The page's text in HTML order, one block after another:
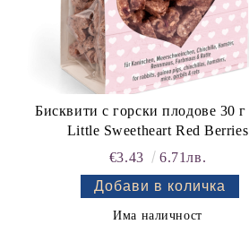
Бисквити с горски плодове 30 г - My
Little Sweetheart Red Berries
€3.43
6.71лв.
Има наличност